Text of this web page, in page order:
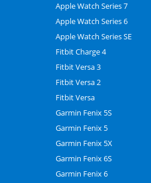
Apple Watch Series 7
Apple Watch Series 6
Apple Watch Series SE
Fitbit Charge 4
Fitbit Versa 3
Fitbit Versa 2
Fitbit Versa
Garmin Fenix 5S
Garmin Fenix 5
Garmin Fenix 5X
Garmin Fenix 6S
Garmin Fenix 6